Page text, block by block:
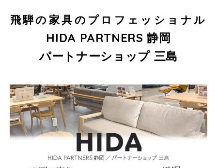
飛騨の家具のプロフェッショナル
HIDA PARTNERS 静岡
パートナーショップ 三島